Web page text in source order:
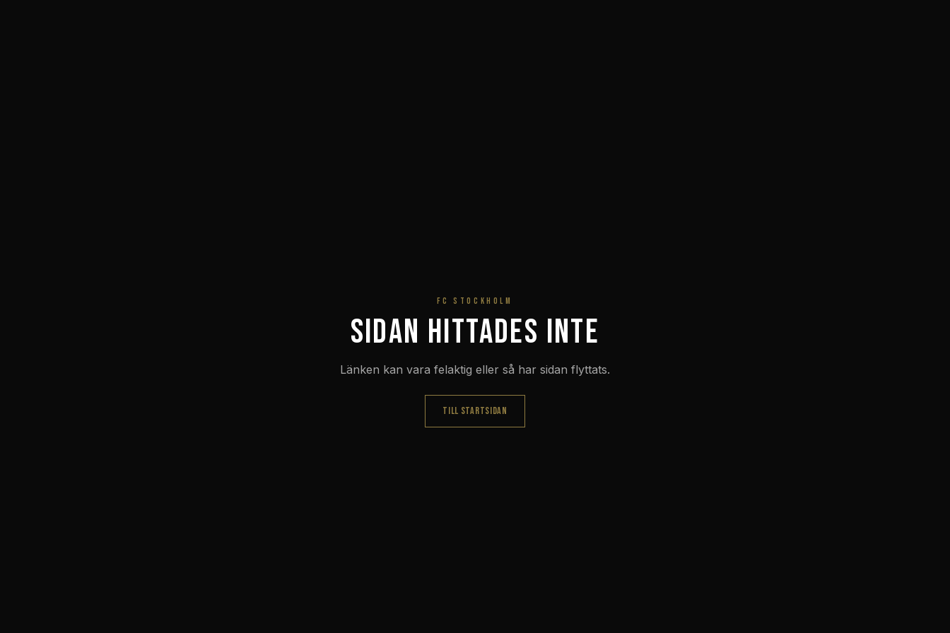
FC STOCKHOLM
Sidan hittades inte
Länken kan vara felaktig eller så har sidan flyttats.
TILL STARTSIDAN